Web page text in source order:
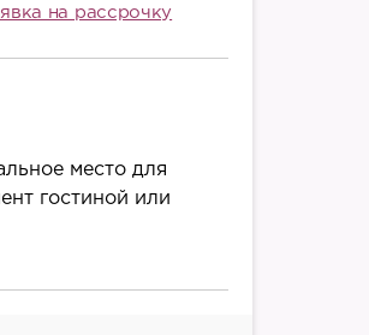
на рассрочку
место для
гостиной или